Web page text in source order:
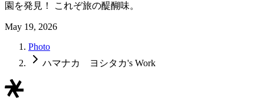
園を発見！ これぞ旅の醍醐味。
May 19, 2026
Photo
ハマナカ ヨシタカ's Work